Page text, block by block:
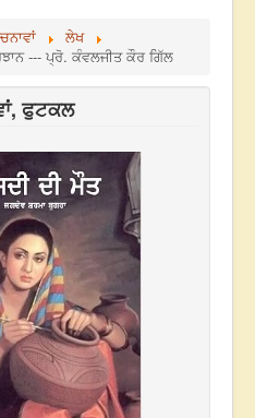
ਲੇਖ
--- ਪ੍ਰੋ. ਕੰਵਲਜੀਤ ਕੌਰ ਗਿੱਲ
ਫੁਟਕਲ